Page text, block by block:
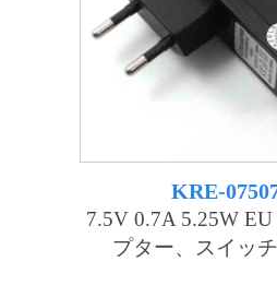
KRE-
7.5V 0.7A 5.25W
プター、スイッ